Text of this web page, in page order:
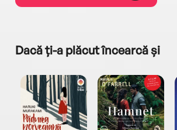
Dacă ți-a plăcut încearcă și